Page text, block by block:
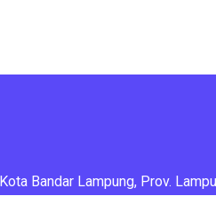
Bandar Lampung, Prov.